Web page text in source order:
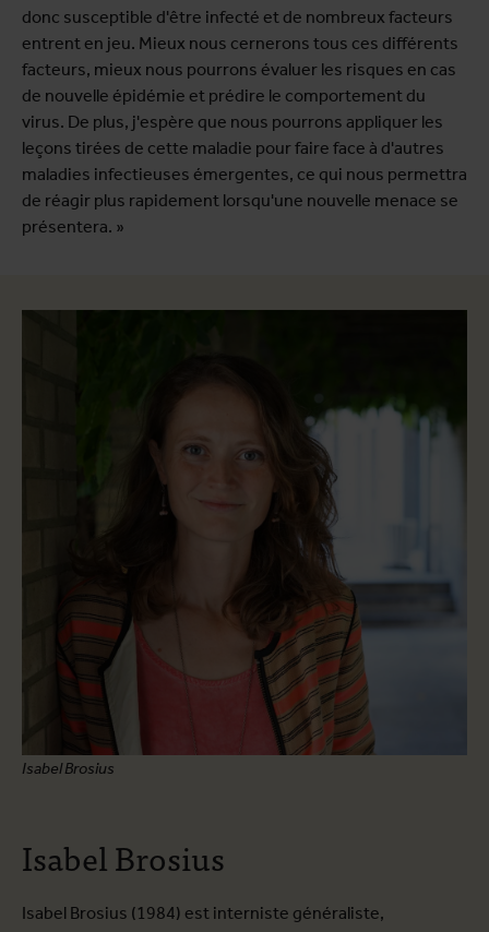
donc susceptible d'être infecté et de nombreux facteurs
entrent en jeu. Mieux nous cernerons tous ces différents
facteurs, mieux nous pourrons évaluer les risques en cas
de nouvelle épidémie et prédire le comportement du
virus. De plus, j'espère que nous pourrons appliquer les
leçons tirées de cette maladie pour faire face à d'autres
maladies infectieuses émergentes, ce qui nous permettra
de réagir plus rapidement lorsqu'une nouvelle menace se
présentera. »
Isabel Brosius
Isabel Brosius
Isabel Brosius (1984) est interniste généraliste,